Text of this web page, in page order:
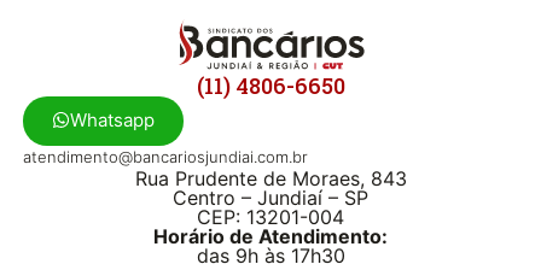
(11) 4806-6650
Whatsapp
atendimento@bancariosjundiai.com.br
Rua Prudente de Moraes, 843
Centro – Jundiaí – SP
CEP: 13201-004
Horário de Atendimento:
das 9h às 17h30